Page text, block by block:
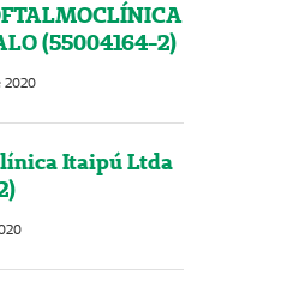
(55004164-2)
2020
Itaipú Ltda